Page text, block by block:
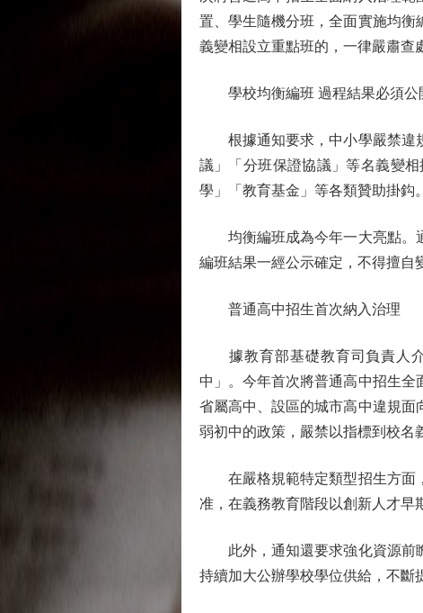
置、學生隨機分班，全面實施均衡
義變相設立重點班的，一律嚴肅查
學校均衡編班 過程結果必須公
根據通知要求，中小學嚴禁違規
議」「分班保證協議」等名義變
學」「教育基金」等各類贊助掛鈎。
均衡編班成為今年一大亮點。通
編班結果一經公示確定，不得擅自
普通高中招生首次納入治理
據教育部基礎教育司負責人介
中」。今年首次將普通高中招生全
省屬高中、設區的城市高中違規
弱初中的政策，嚴禁以指標到校名
在嚴格規範特定類型招生方面，
准，在義務教育階段以創新人才早
此外，通知還要求強化資源前瞻
持續加大公辦學校學位供給，不斷